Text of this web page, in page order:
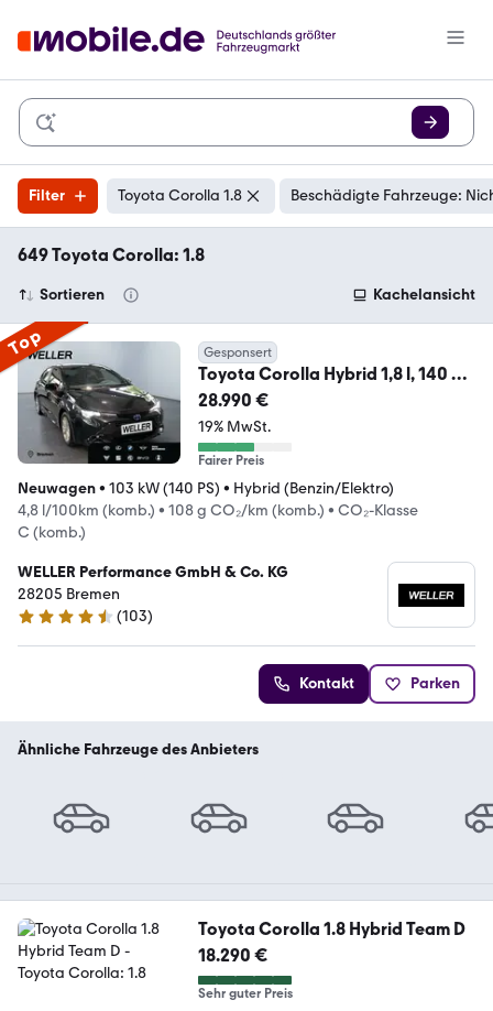
Filter Toyota Corolla 1.8 Beschädigte Fahrzeuge:
649 Toyota Corolla: 1.8
Sortieren Kachelansicht
Top Gesponsert
Toyota Corolla Hybrid 1,8 l, 140 PS
CVT. 4x2, Hybrid 5-
28.990 €
19% MwSt.
Fairer Preis
Neuwagen• 103 kW (140 PS) • Hybrid (Benzin/Elektro)
4,8 l/100km (komb.) • 108 g CO₂/km (komb.) • CO₂-Klasse
C (komb.)
WELLER Performance GmbH & Co. KG
28205 Bremen
4.3 Sterne
(103)
Kontakt Parken
Ähnliche Fahrzeuge des Anbieters
Toyota Corolla 1.8 Hybrid Team D
18.290 €
Sehr guter Preis